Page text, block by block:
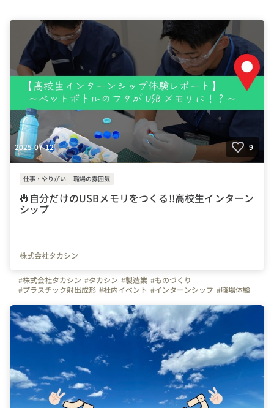
2025-07-12 9
仕事・やりがい 職場の雰囲気
👷自分だけのUSBメモリをつくる!!高校生インターン
シップ
株式会社タカシン
#株式会社タカシン #タカシン #製造業 #ものづくり
#プラスチック射出成形 #社内イベント #インターンシップ #職場体験